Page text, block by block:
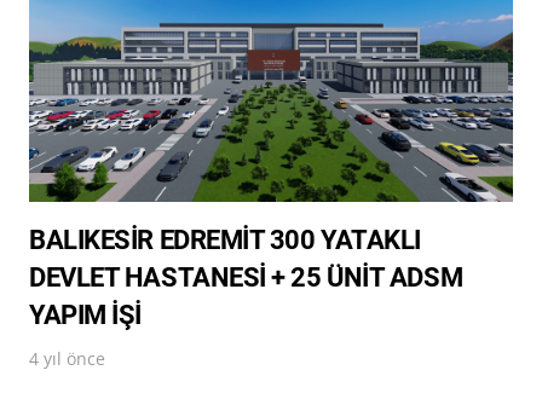
BALIKESİR EDREMİT 300 YATAKLI
DEVLET HASTANESİ + 25 ÜNİT ADSM
YAPIM İŞİ
4 yıl önce